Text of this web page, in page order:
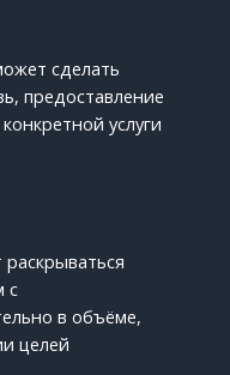
сделать
предоставление
услуги
с
в объёме,
целей